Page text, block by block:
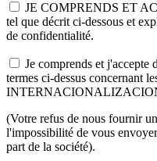
JE COMPRENDS ET
tel que décrit ci-dessous et
de confidentialité.
Je comprends et j'accepte
termes ci-dessus concernant
(Votre refus de nous fournir
l'impossibilité de vous
part de la société).